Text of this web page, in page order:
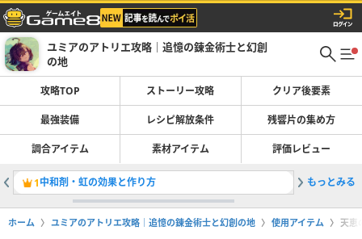
ユミアのアトリエ攻略｜追憶の錬金術士と幻創
の地
攻略TOP ストーリー攻略 クリア後要素
最強装備 レシピ解放条件 残響片の集め方
調合アイテム 素材アイテム 評価レビュー
1中和剤・虹の効果と作り方 2ブラス
もっとみる
ホーム ユミアのアトリエ攻略｜追憶の錬金術士と幻創の地 使用アイテム 天恵